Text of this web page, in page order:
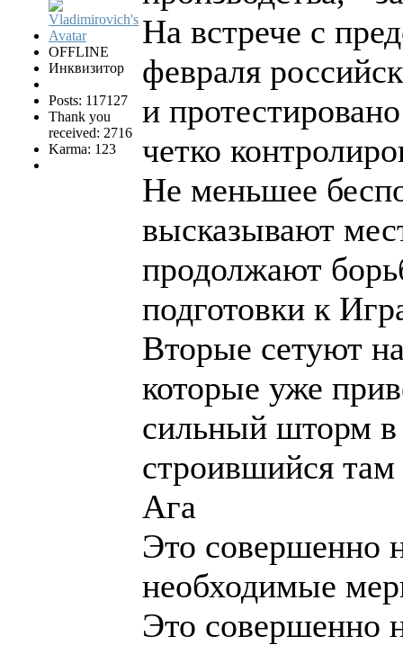
OFFLINE
Инквизитор
Posts: 117127
Thank you
received: 2716
Karma: 123
На встрече с
февраля
и
четко
Не меньшее
высказывают
продолжают
подготовки к
Вторые сетуют
которые уже
сильный шторм
строившийся
Ага
Это совершенно
необходимые
Это совершенно